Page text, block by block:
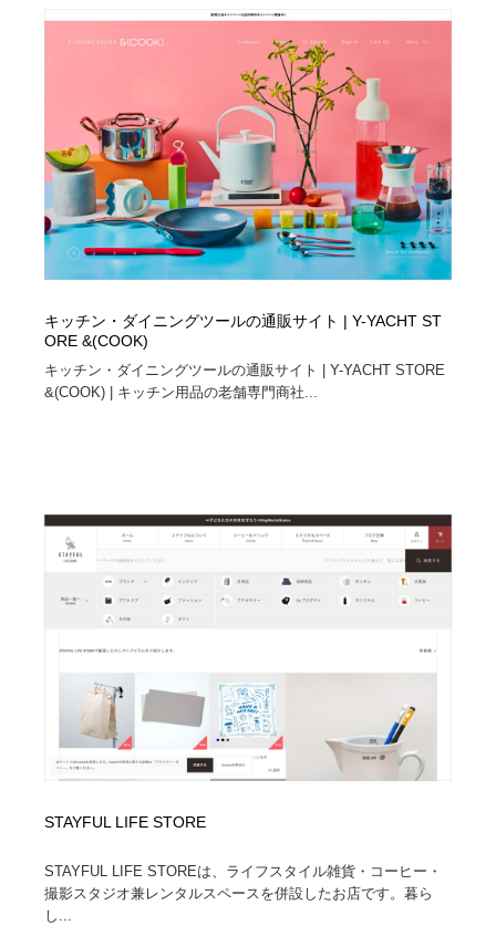
キッチン・ダイニングツールの通販サイト | Y-YACHT ST
ORE &(COOK)
キッチン・ダイニングツールの通販サイト | Y-YACHT STORE
&(COOK) | キッチン用品の老舗専門商社...
STAYFUL LIFE STORE
STAYFUL LIFE STOREは、ライフスタイル雑貨・コーヒー・
撮影スタジオ兼レンタルスペースを併設したお店です。暮ら
し...